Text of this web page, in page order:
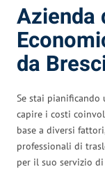
Azienda
da
Se stai pianificando
capire i costi
base a diversi
professionali di
per il suo servizio